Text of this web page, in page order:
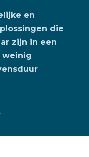
en
die
zijn in een
weinig